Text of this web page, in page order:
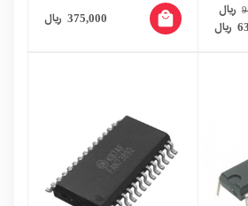
ریال
ریال 375,000 ریال local_mall